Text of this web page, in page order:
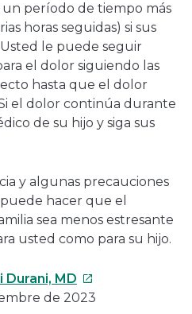
período de tiempo más
horas seguidas) si sus
le puede seguir
el dolor siguiendo las
hasta que el dolor
el dolor continúa durante
de su hijo y siga sus
y algunas precauciones
hacer que el
sea menos estresante
usted como para su hijo.
Durani, MD Este
enlace
de 2023